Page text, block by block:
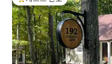
상위 게스트 선호